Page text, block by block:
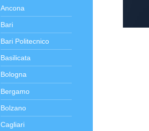
Ancona
Bari
Bari Politecnico
Basilicata
Bologna
Bergamo
Bolzano
Cagliari